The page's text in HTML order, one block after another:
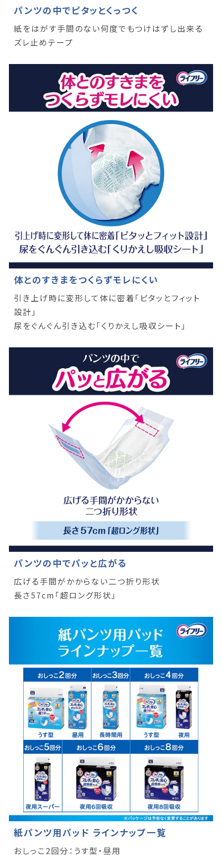
パンツの中でピタッとくっつく
紙をはがす手間のない何度でもつけはずし出来る
ズレ止めテープ
体とのすきまをつくらずモレにくい
引き上げ時に変形して体に密着「ピタッとフィット
設計」
尿をぐんぐん引き込む「くりかえし吸収シート」
パンツの中でパッと広がる
広げる手間がかからない二つ折り形状
長さ57cm「超ロング形状」
紙パンツ用パッド ラインナップ一覧
おしっこ2回分：うす型・昼用